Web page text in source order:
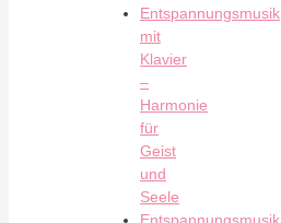
Entspannungsmusik
mit
Klavier
–
Harmonie
für
Geist
und
Seele
Entspannungsmusik